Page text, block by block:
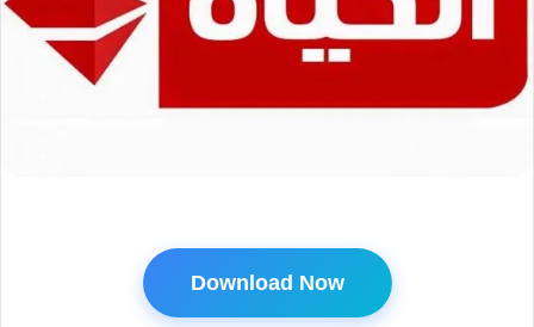
Download Now